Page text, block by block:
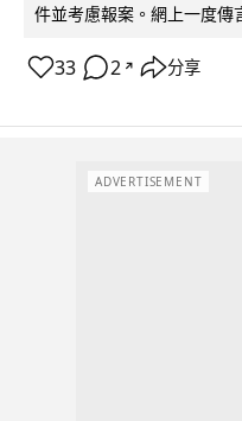
件並考慮報案。網上一度傳
33 2 ↗ 分享
ADVERTISEMENT